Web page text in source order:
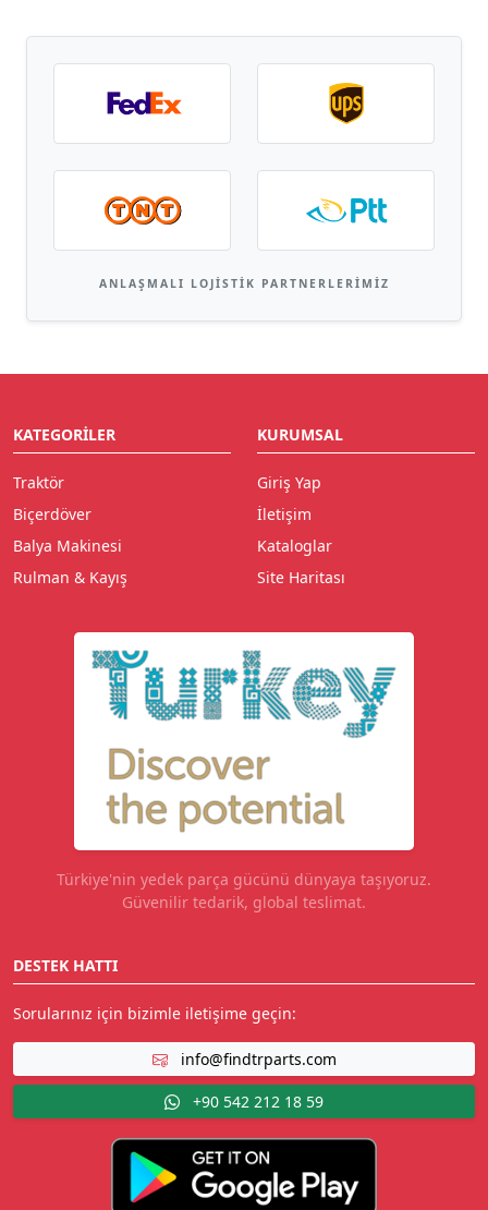
ANLAŞMALI LOJISTIK PARTNERLERIMIZ
KATEGORILER
Traktör
Biçerdöver
Balya Makinesi
Rulman & Kayış
KURUMSAL
Giriş Yap
İletişim
Kataloglar
Site Haritası
Türkiye'nin yedek parça gücünü dünyaya taşıyoruz.
Güvenilir tedarik, global teslimat.
DESTEK HATTI
Sorularınız için bizimle iletişime geçin:
info@findtrparts.com
+90 542 212 18 59